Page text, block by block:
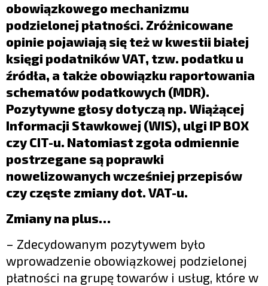
obowiązkowego mechanizmu
podzielonej płatności. Zróżnicowane
opinie pojawiają się też w kwestii białej
księgi podatników VAT, tzw. podatku u
źródła, a także obowiązku raportowania
schematów podatkowych (MDR).
Pozytywne głosy dotyczą np. Wiążącej
Informacji Stawkowej (WIS), ulgi IP BOX
czy CIT-u. Natomiast zgoła odmiennie
postrzegane są poprawki
nowelizowanych wcześniej przepisów
czy częste zmiany dot. VAT-u.
Zmiany na plus…
– Zdecydowanym pozytywem było
wprowadzenie obowiązkowej podzielonej
płatności na grupę towarów i usług, które w